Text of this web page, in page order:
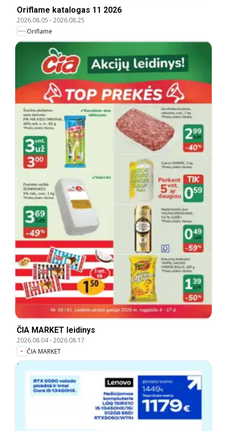
Oriflame katalogas 11 2026
2026.08.05 -2026.08.25
Oriflame
ČIA MARKET leidinys
2026.08.04-2026.08.17
ČIA MARKET